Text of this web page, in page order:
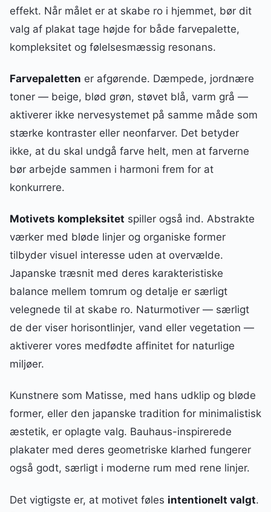
effekt. Når målet er at skabe ro i hjemmet, bør dit
valg af plakat tage højde for både farvepalette,
kompleksitet og følelsesmæssig resonans.
Farvepaletten er afgørende. Dæmpede, jordnære
toner — beige, blød grøn, støvet blå, varm grå —
aktiverer ikke nervesystemet på samme måde som
stærke kontraster eller neonfarver. Det betyder
ikke, at du skal undgå farve helt, men at farverne
bør arbejde sammen i harmoni frem for at
konkurrere.
Motivets kompleksitet spiller også ind. Abstrakte
værker med bløde linjer og organiske former
tilbyder visuel interesse uden at overvælde.
Japanske træsnit med deres karakteristiske
balance mellem tomrum og detalje er særligt
velegnede til at skabe ro. Naturmotiver — særligt
de der viser horisontlinjer, vand eller vegetation —
aktiverer vores medfødte affinitet for naturlige
miljøer.
Kunstnere som Matisse, med hans udklip og bløde
former, eller den japanske tradition for minimalistisk
æstetik, er oplagte valg. Bauhaus-inspirerede
plakater med deres geometriske klarhed fungerer
også godt, særligt i moderne rum med rene linjer.
Det vigtigste er, at motivet føles intentionelt valgt.